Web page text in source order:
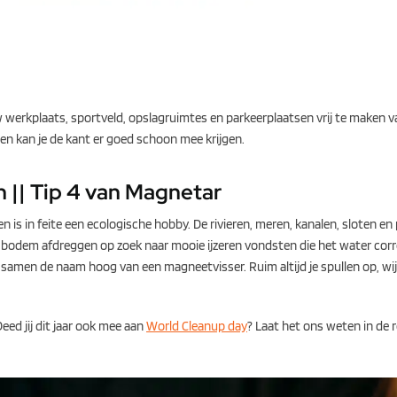
sportveld, opslagruimtes en parkeerplaatsen vrij te maken
kan je de kant er goed schoon mee krijgen.
|| Tip 4 van Magnetar
is in feite een ecologische hobby. De rivieren, meren, kanalen, sloten
afdreggen op zoek naar mooie ijzeren vondsten die het water
de naam hoog van een magneetvisser. Ruim altijd je spullen op,
jij dit jaar ook mee aanWorld Cleanup day? Laat het ons weten in de